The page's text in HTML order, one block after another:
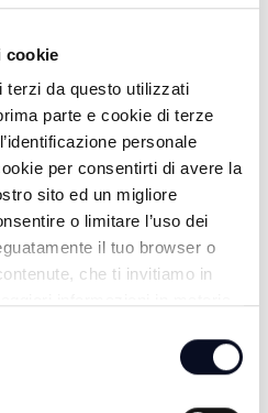
cookie
terzi da questo utilizzati
parte e cookie di terze
personale
per consentirti di avere la
sito ed un migliore
o limitare l’uso dei
il tuo browser o
che ti invitiamo in